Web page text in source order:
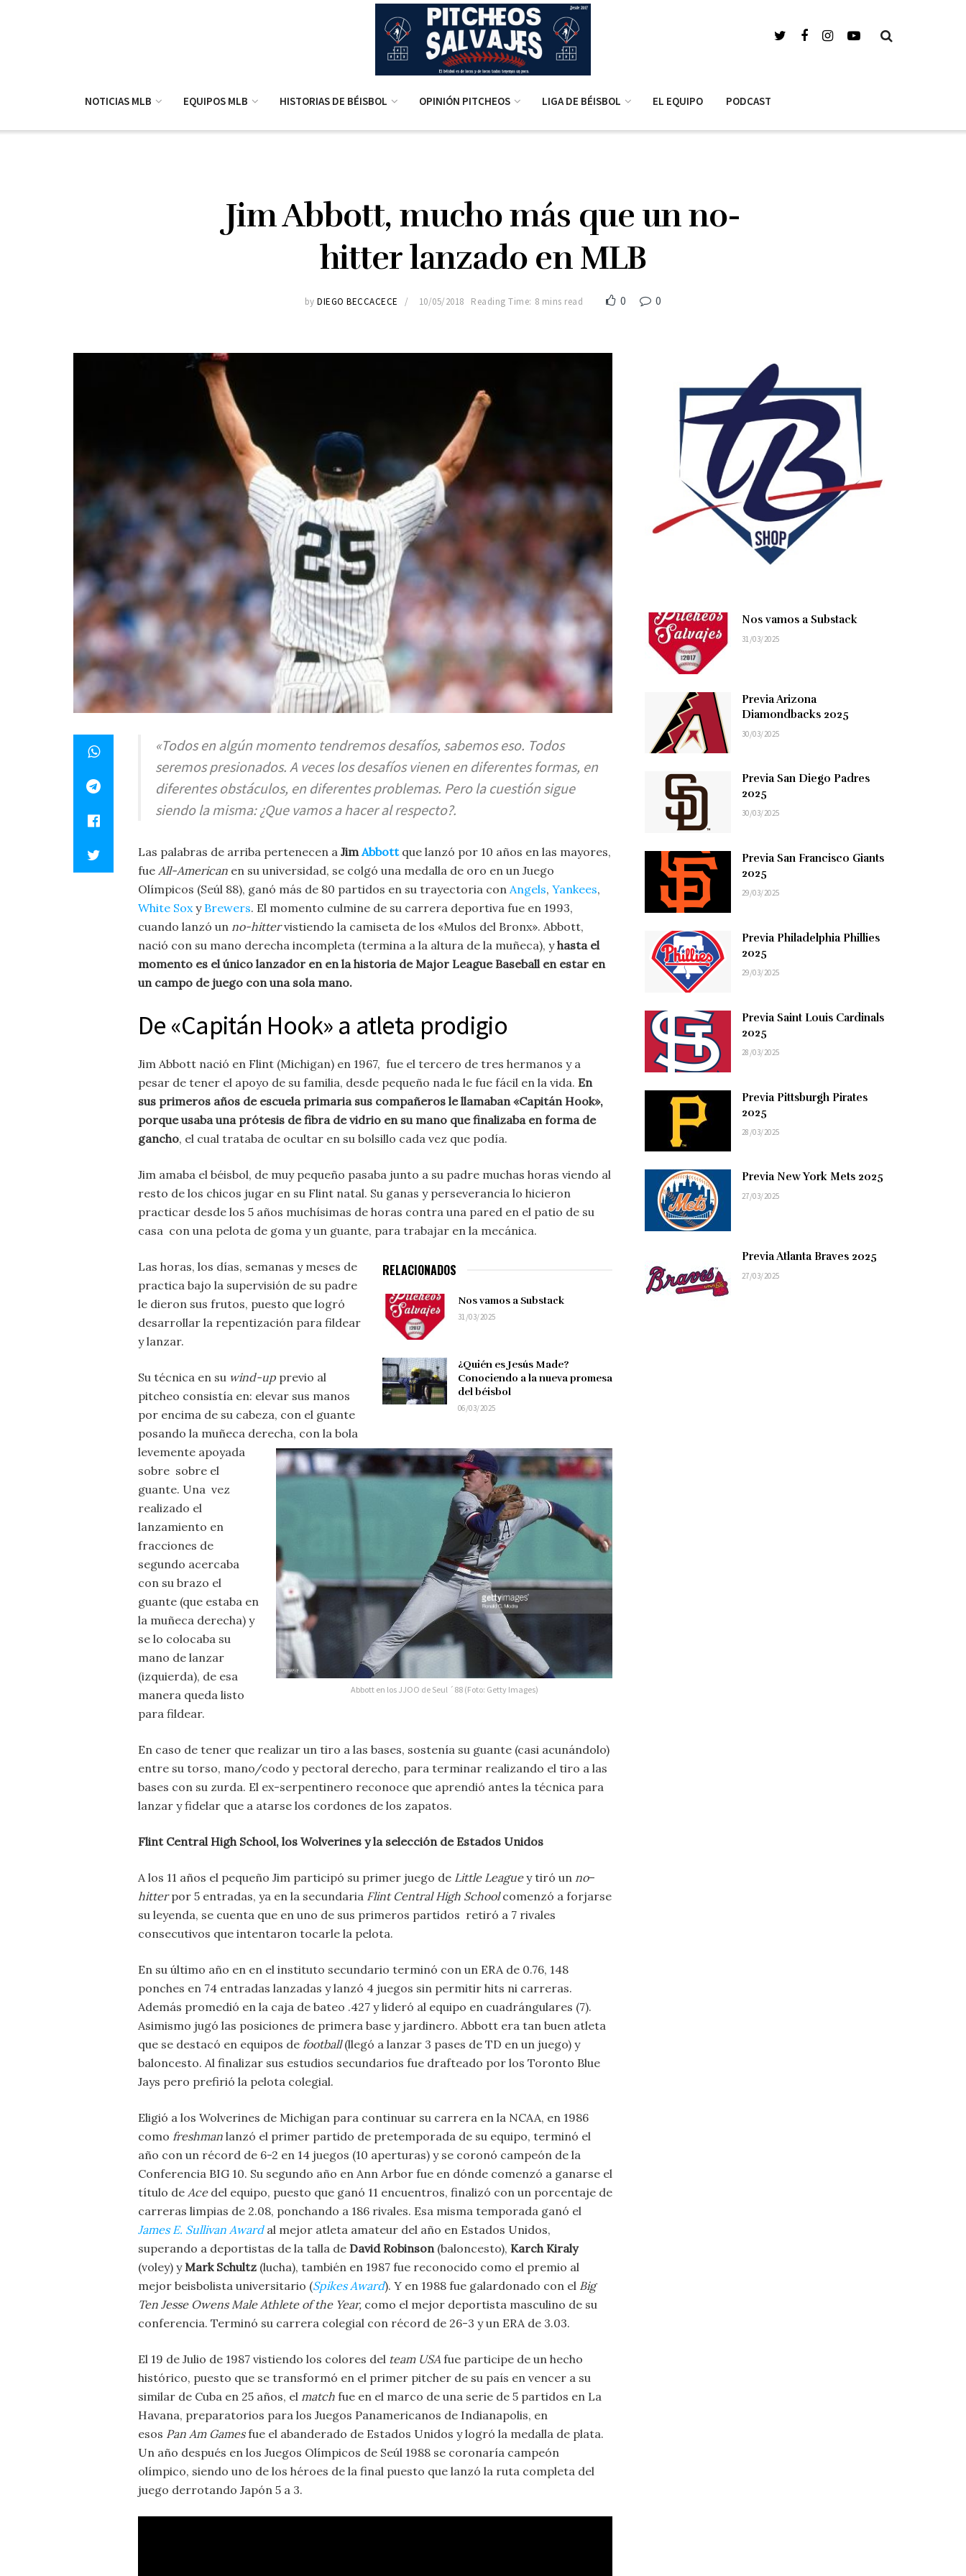
NOTICIAS MLB EQUIPOS MLB HISTORIAS DE BÉISBOL OPINIÓN PITCHEOS LIGA DE BÉISBOL EL EQUIPO PODCAST
Jim Abbott, mucho más que un no-
hitter lanzado en MLB
by DIEGO BECCACECE 10/05/2018 Reading Time: 8 mins read 0 0
«Todos en algún momento tendremos desafíos, sabemos eso. Todos
seremos presionados. A veces los desafíos vienen en diferentes formas, en
diferentes obstáculos, en diferentes problemas. Pero la cuestión sigue
siendo la misma: ¿Que vamos a hacer al respecto?.
Las palabras de arriba pertenecen a JimAbbottque lanzó por 10 años en las mayores,
fue All-American en su universidad, se colgó una medalla de oro en un Juego
Olímpicos (Seúl 88), ganó más de 80 partidos en su trayectoria con Angels, Yankees,
White Soxy Brewers. El momento culmine de su carrera deportiva fue en 1993,
cuando lanzó un no-hittervistiendo la camiseta de los «Mulos del Bronx». Abbott,
nació con su mano derecha incompleta (termina a la altura de la muñeca), yhasta el
momento es el único lanzador en en la historia de Major League Baseball en estar en
un campo de juego con una sola mano.
De «Capitán Hook» a atleta prodigio
Jim Abbott nació en Flint (Michigan) en 1967, fue el tercero de tres hermanos y a
pesar de tener el apoyo de su familia, desde pequeño nada le fue fácil en la vida. En
sus primeros años de escuela primaria sus compañeros le llamaban «Capitán Hook»,
porque usaba una prótesis de fibra de vidrio en su mano que finalizaba en forma de
gancho, el cual trataba de ocultar en su bolsillo cada vez que podía.
Jim amaba el béisbol, de muy pequeño pasaba junto a su padre muchas horas viendo al
resto de los chicos jugar en su Flint natal. Su ganas y perseverancia lo hicieron
practicar desde los 5 años muchísimas de horas contra una pared en el patio de su
casa con una pelota de goma y un guante, para trabajar en la mecánica.
RELACIONADOS
Nos vamos a Substack
31/03/2025
¿Quién es Jesús Made?
Conociendo a la nueva promesa
del béisbol
06/03/2025
Abbott en los JJOO de Seul ´88 (Foto: Getty Images)
Las horas, los días, semanas y meses de
practica bajo la supervisión de su padre
le dieron sus frutos, puesto que logró
desarrollar la repentización para fildear
y lanzar.
Su técnica en su wind-up previo al
pitcheo consistía en: elevar sus manos
por encima de su cabeza, con el guante
posando la muñeca derecha, con la bola
levemente apoyada
sobre sobre el
guante. Una vez
realizado el
lanzamiento en
fracciones de
segundo acercaba
con su brazo el
guante (que estaba en
la muñeca derecha) y
se lo colocaba su
mano de lanzar
(izquierda), de esa
manera queda listo
para fildear.
En caso de tener que realizar un tiro a las bases, sostenía su guante (casi acunándolo)
entre su torso, mano/codo y pectoral derecho, para terminar realizando el tiro a las
bases con su zurda. El ex-serpentinero reconoce que aprendió antes la técnica para
lanzar y fidelar que a atarse los cordones de los zapatos.
Flint Central High School, los Wolverines y la selección de Estados Unidos
A los 11 años el pequeño Jim participó su primer juego de Little Leaguey tiró un no–
hitterpor 5 entradas, ya en la secundaria Flint Central High Schoolcomenzó a forjarse
su leyenda, se cuenta que en uno de sus primeros partidos retiró a 7 rivales
consecutivos que intentaron tocarle la pelota.
En su último año en en el instituto secundario terminó con un ERA de 0.76, 148
ponches en 74 entradas lanzadas y lanzó 4 juegos sin permitir hits ni carreras.
Además promedió en la caja de bateo .427 y lideró al equipo en cuadrángulares (7).
Asimismo jugó las posiciones de primera base y jardinero. Abbott era tan buen atleta
que se destacó en equipos de football(llegó a lanzar 3 pases de TD en un juego) y
baloncesto. Al finalizar sus estudios secundarios fue drafteado por los Toronto Blue
Jays pero prefirió la pelota colegial.
Eligió a los Wolverines de Michigan para continuar su carrera en la NCAA, en 1986
como freshman lanzó el primer partido de pretemporada de su equipo, terminó el
año con un récord de 6-2 en 14 juegos (10 aperturas) y se coronó campeón de la
Conferencia BIG 10. Su segundo año en Ann Arbor fue en dónde comenzó a ganarse el
título de Acedel equipo, puesto que ganó 11 encuentros, finalizó con un porcentaje de
carreras limpias de 2.08, ponchando a 186 rivales. Esa misma temporada ganó el
James E. Sullivan Awardal mejor atleta amateur del año en Estados Unidos,
superando a deportistas de la talla de David Robinson(baloncesto), Karch Kiraly
(voley) yMark Schultz (lucha), también en 1987 fue reconocido como el premio al
mejor beisbolista universitario (Spikes Award). Y en 1988 fue galardonado con el Big
Ten Jesse Owens Male Athlete of the Year, como el mejor deportista masculino de su
conferencia. Terminó su carrera colegial con récord de 26-3 y un ERA de 3.03.
El 19 de Julio de 1987 vistiendo los colores del team USAfue participe de un hecho
histórico, puesto que se transformó en el primer pitcher de su país en vencer a su
similar de Cuba en 25 años, el match fue en el marco de una serie de 5 partidos en La
Havana, preparatorios para los Juegos Panamericanos de Indianapolis, en
esos Pan Am Gamesfue el abanderado de Estados Unidos y logró la medalla de plata.
Un año después en los Juegos Olímpicos de Seúl 1988 se coronaría campeón
olímpico, siendo uno de los héroes de la final puesto que lanzó la ruta completa del
juego derrotando Japón 5 a 3.
Nos vamos a Substack
31/03/2025
Previa Arizona
Diamondbacks 2025
30/03/2025
Previa San Diego Padres
2025
30/03/2025
Previa San Francisco Giants
2025
29/03/2025
Previa Philadelphia Phillies
2025
29/03/2025
Previa Saint Louis Cardinals
2025
28/03/2025
Previa Pittsburgh Pirates
2025
28/03/2025
Previa New York Mets 2025
27/03/2025
Previa Atlanta Braves 2025
27/03/2025